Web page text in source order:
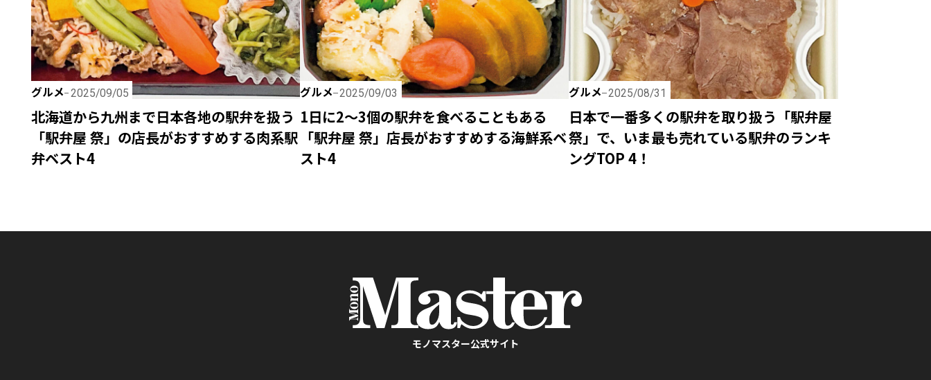
グルメ 2025/09/05
北海道から九州まで日本各地の駅弁を扱う
「駅弁屋 祭」の店長がおすすめする肉系駅
弁ベスト4
グルメ 2025/09/03
1日に2～3個の駅弁を食べることもある
「駅弁屋 祭」店長がおすすめする海鮮系ベ
スト4
グルメ 2025/08/31
日本で一番多くの駅弁を取り扱う「駅弁屋
祭」で、いま最も売れている駅弁のランキ
ングTOP 4！
モノマスター公式サイト